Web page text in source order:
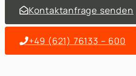
Kon­tak­tan­frage senden
+49 (621) 76133 – 600